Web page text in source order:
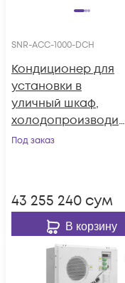
SNR-ACC-1000-DСH
Кондиционер для
установки в
уличный шкаф,
холодопроизводит
ельность 1000Вт,
Под заказ
43 255 240 сум
В корзину